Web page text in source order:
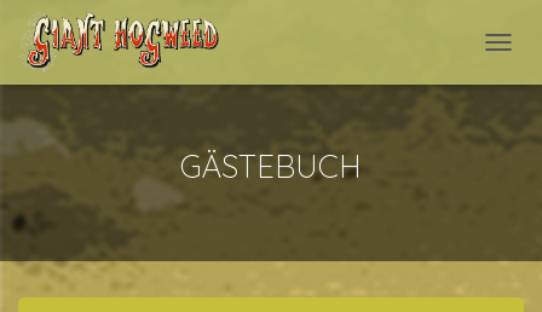
GÄSTEBUCH